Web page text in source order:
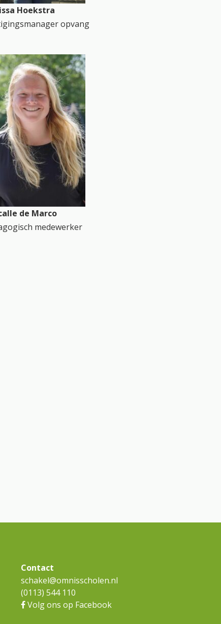
Hoekstra
opvang
de Marco
medewerker
Contact
schakel@omnisscholen.nl
(0113) 544 110
Volg ons op Facebook